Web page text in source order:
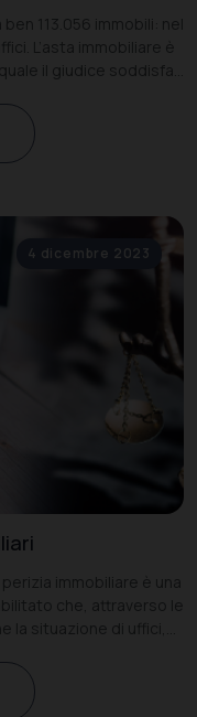
113.056 immobili: nel
L’asta immobiliare è
il giudice soddisfa i
4 dicembre 2023
immobiliare è una
che, attraverso le
la situazione di uffici,